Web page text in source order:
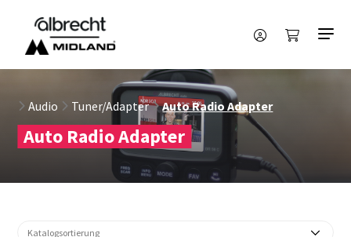
Audio Tuner/Adapter Auto Radio Adapter
Auto Radio Adapter